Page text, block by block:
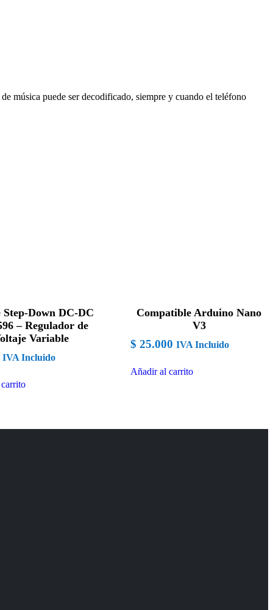
música puede ser decodificado, siempre y cuando el teléfono
Step-Down DC-DC
– Regulador de
Variable
IVA Incluido
Compatible Arduino Nano
V3
$ 25.000 IVA Incluido
Añadir al carrito